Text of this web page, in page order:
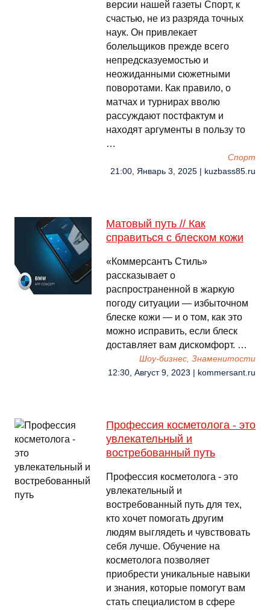
версии нашей газеты Спорт, к
счастью, не из разряда точных
наук. Он привлекает
болельщиков прежде всего
непредсказуемостью и
неожиданными сюжетными
поворотами. Как правило, о
матчах и турнирах вволю
рассуждают постфактум и
находят аргументы в пользу то
…
Спорт
21:00, Январь 3, 2025 | kuzbass85.ru
Матовый путь // Как
справиться с блеском кожи
«Коммерсантъ Стиль»
рассказывает о
распространенной в жаркую
погоду ситуации — избыточном
блеске кожи — и о том, как это
можно исправить, если блеск
доставляет вам дискомфорт. …
Шоу-бизнес, Знаменитости
12:30, Август 9, 2023 | kommersant.ru
Профессия косметолога - это
увлекательный и
востребованный путь
Профессия косметолога - это
увлекательный и
востребованный путь для тех,
кто хочет помогать другим
людям выглядеть и чувствовать
себя лучше. Обучение на
косметолога позволяет
приобрести уникальные навыки
и знания, которые помогут вам
стать специалистом в сфере